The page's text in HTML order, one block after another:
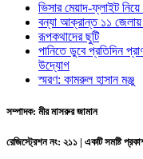
ভিসার মেয়াদ-ফ্লাইট নিয়ে
বন্যা আক্রান্ত ১১ জেলায়
রূপকথাদের ছুটি
পানিতে ডুবে প্রতিদিন
উদ্যোগ
স্মরণ: কামরুল হাসান মঞ্জু
সম্পাদক: মীর মাসরুর জামান
রেজিস্ট্রেশন নং: ২১১ | একটি সমষ্টি